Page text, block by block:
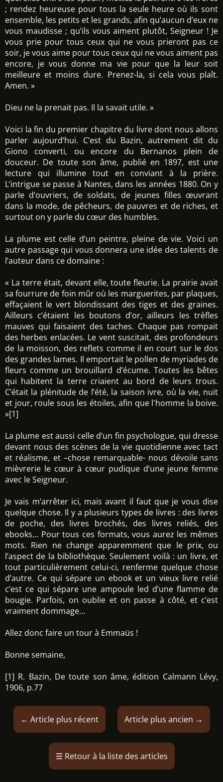
; rendez heureuse pour tous la seule heure où ils sont
ensemble, les petits et les grands, afin qu’aucun d’eux ne
vous maudisse ; qu’ils vous aiment plutôt, Seigneur ! Je
vous prie pour tous ceux qui ne vous prieront pas ce
soir, je vous aime pour tous ceux qui ne vous aiment pas
encore, je vous donne ma vie pour que la leur soit
meilleure et moins dure. Prenez-la, si cela vous plaît.
Amen. »
Dieu ne la prenait pas. Il la savait utile. »
Voici la fin du premier chapitre du livre dont nous allons
parler aujourd’hui. C’est du Bazin, autrement dit du
Giono converti, ou encore du Bernanos plein de
douceur. De toute son âme, publié en 1897, est une
lecture qui illumine tout en conviant à la prière.
L’intrigue se passe à Nantes, dans les années 1880. On y
parle d’ouvriers, de soldats, de jeunes filles œuvrant
dans la mode, de pêcheurs, de pauvres et de riches, et
surtout on y parle du cœur des humbles.
La plume est celle d’un peintre, pleine de vie. Voici un
autre passage qui vous donnera une idée des talents de
l’auteur dans ce domaine :
« La terre était, devant elle, toute fleurie. La prairie avait
sa fourrure de foin mûr où les marguerites, par plaques,
effaçaient le vert blondissant des tiges et des graines.
Ailleurs c’étaient les boutons d’or, ailleurs les trèfles
mauves qui faisaient des taches. Chaque pas rompait
des herbes enlacées. Le vent suscitait, des profondeurs
de la moisson, des reflets comme il en court sur le dos
des grandes lames. Il emportait le pollen de myriades de
fleurs comme un brouillard d’écume. Toutes les bêtes
qui habitent la terre criaient au bord de leurs trous.
C’était la plénitude de l’été, la saison ivre, où la vie, nuit
et jour, roule sous les étoiles, afin que l'homme la boive.
»[1]
La plume est aussi celle d’un fin psychologue, qui dresse
devant nous des scènes de la vie quotidienne avec tact
et réalisme, et –chose remarquable- nous dévoile sans
mièvrerie le cœur à cœur pudique d’une jeune femme
avec le Seigneur.
Je vais m’arrêter ici, mais avant il faut que je vous dise
quelque chose. Il y a plusieurs types de livres : des livres
de poche, des livres brochés, des livres reliés, des
ebooks… Pour tous ces formats, vous aurez les mêmes
mots. Rien ne change apparemment que le prix, ou
l’aspect de la bibliothèque. Seulement voilà : un livre, et
tout particulièrement celui-ci, renferme quelque chose
d’autre. Ce qui sépare un ebook et un vieux livre relié
c’est ce qui sépare une ampoule led d’une flamme de
bougie. Parfois, on oublie et on passe à côté, et c’est
vraiment dommage…
Allez donc faire un tour à Emmaüs !
Bonne semaine,
[1] R. Bazin, De toute son âme, édition Calmann Lévy,
1906, p.77
← Article plus récent Article plus ancien →
☰ Retour à la liste des articles